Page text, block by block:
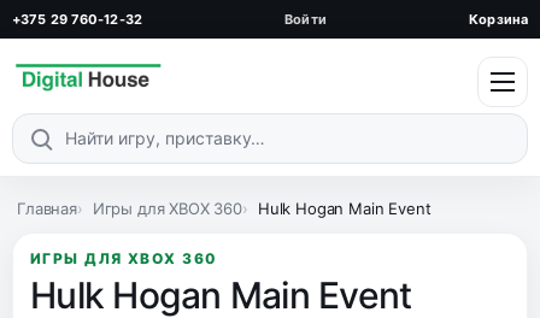
+375 29 760-12-32 Войти Корзина
Поиск по каталогу
Главная Игры для XBOX 360 Hulk Hogan Main Event
ИГРЫ ДЛЯ XBOX 360
Hulk Hogan Main Event